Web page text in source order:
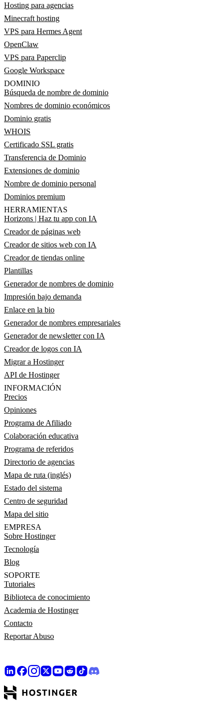
Hosting para agencias
Minecraft hosting
VPS para Hermes Agent
OpenClaw
VPS para Paperclip
Google Workspace
DOMINIO
Búsqueda de nombre de dominio
Nombres de dominio económicos
Dominio gratis
WHOIS
Certificado SSL gratis
Transferencia de Dominio
Extensiones de dominio
Nombre de dominio personal
Dominios premium
HERRAMIENTAS
Horizons | Haz tu app con IA
Creador de páginas web
Creador de sitios web con IA
Creador de tiendas online
Plantillas
Generador de nombres de dominio
Impresión bajo demanda
Enlace en la bio
Generador de nombres empresariales
Generador de newsletter con IA
Creador de logos con IA
Migrar a Hostinger
API de Hostinger
INFORMACIÓN
Precios
Opiniones
Programa de Afiliado
Colaboración educativa
Programa de referidos
Directorio de agencias
Mapa de ruta (inglés)
Estado del sistema
Centro de seguridad
Mapa del sitio
EMPRESA
Sobre Hostinger
Tecnología
Blog
SOPORTE
Tutoriales
Biblioteca de conocimiento
Academia de Hostinger
Contacto
Reportar Abuso